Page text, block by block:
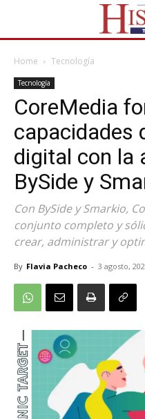
Home Tecnología
Tecnología
CoreMedia
capacidades
digital con la
BySide y
Con BySide y Smarkio,
conjunto completo y
crear, administrar y
By Flavia Pacheco - 3 agosto,